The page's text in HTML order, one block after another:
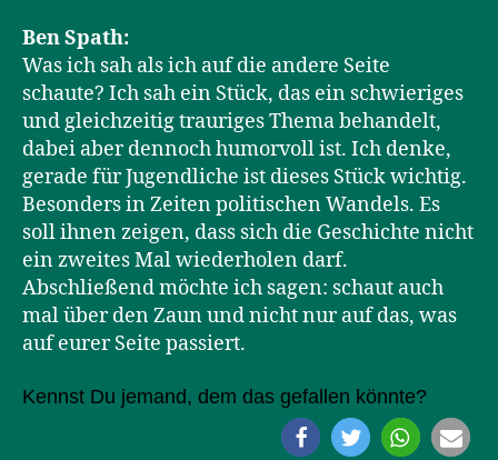
Ben Spath:
Was ich sah als ich auf die andere Seite
schaute? Ich sah ein Stück, das ein schwieriges
und gleichzeitig trauriges Thema behandelt,
dabei aber dennoch humorvoll ist. Ich denke,
gerade für Jugendliche ist dieses Stück wichtig.
Besonders in Zeiten politischen Wandels. Es
soll ihnen zeigen, dass sich die Geschichte nicht
ein zweites Mal wiederholen darf.
Abschließend möchte ich sagen: schaut auch
mal über den Zaun und nicht nur auf das, was
auf eurer Seite passiert.
Kennst Du jemand, dem das gefallen könnte?